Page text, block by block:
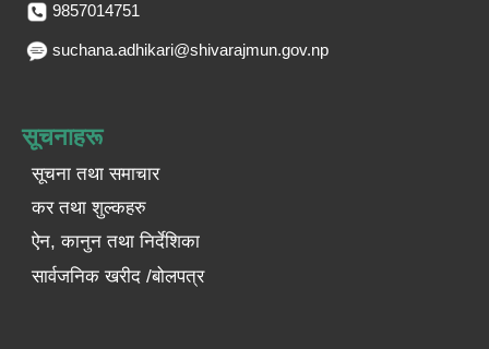
9857014751
suchana.adhikari@shivarajmun.gov.np
सूचनाहरू
सूचना तथा समाचार
कर तथा शुल्कहरु
ऐन, कानुन तथा निर्देशिका
सार्वजनिक खरीद /बोलपत्र